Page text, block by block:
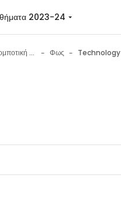
2023-24
STEM4 - Εκπαιδευτική ρομποτική με το Edison Φως Technology